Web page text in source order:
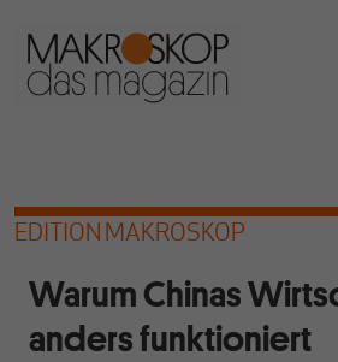
EDITION MAKROSKOP
Warum Chinas
anders funktioniert